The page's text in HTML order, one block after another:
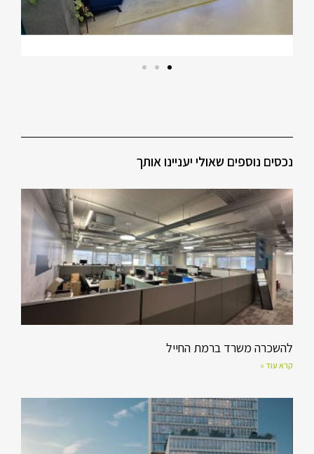
נכסים נוספים שאולי יעניינו אותך
להשכרה משרד ברמת החייל
קרא עוד »